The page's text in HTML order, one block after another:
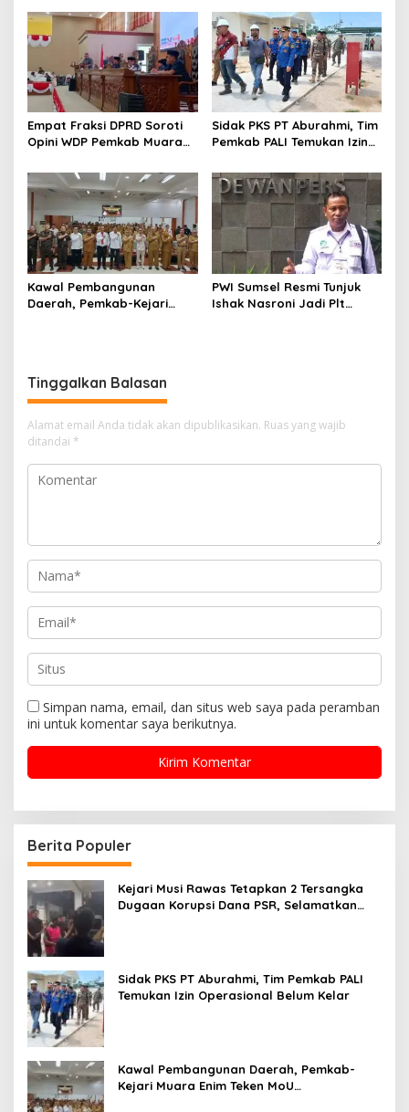
Empat Fraksi DPRD Soroti
Opini WDP Pemkab Muara
Kelola Keuangan
Sidak PKS PT Aburahmi, Tim
Pemkab PALI Temukan Izin
Kawal Pembangunan
Daerah, Pemkab-Kejari
PWI Sumsel Resmi Tunjuk
Ishak Nasroni Jadi Plt
Tinggalkan Balasan
Alamat email Anda tidak akan dipublikasikan. Ruas yang wajib
ditandai *
Simpan nama, email, dan situs web saya pada peramban
ini untuk komentar saya berikutnya.
Berita Populer
Kejari Musi Rawas Tetapkan 2 Tersangka
Dugaan Korupsi Dana PSR, Selamatkan
Sidak PKS PT Aburahmi, Tim Pemkab PALI
Temukan Izin Operasional Belum Kelar
Kawal Pembangunan Daerah, Pemkab-
Kejari Muara Enim Teken MoU